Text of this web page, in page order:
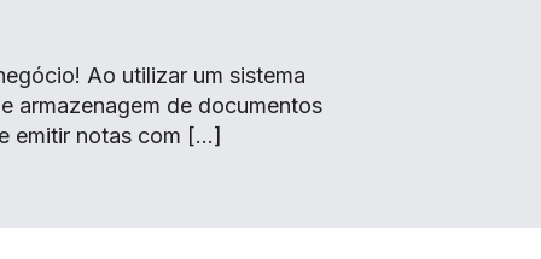
Ao utilizar um sistema
armazenagem de documentos
emitir notas com […]